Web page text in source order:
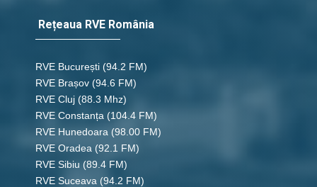
Rețeaua RVE România
RVE București (94.2 FM)
RVE Brașov (94.6 FM)
RVE Cluj (88.3 Mhz)
RVE Constanța (104.4 FM)
RVE Hunedoara (98.00 FM)
RVE Oradea (92.1 FM)
RVE Sibiu (89.4 FM)
RVE Suceava (94.2 FM)